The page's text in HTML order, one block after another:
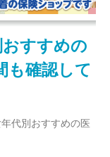
おすすめの
も確認して
年代別おすすめの医